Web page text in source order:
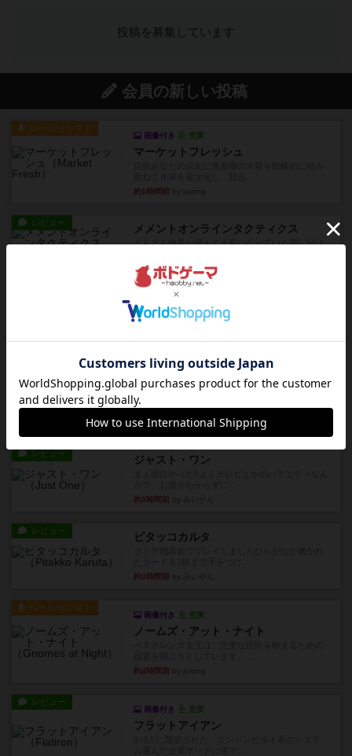
投稿を募集しています
会員の新しい投稿
ルール/インスト
画像付き 充実
マーケットフレッシュ
約1時間前
レビュー メメントオンラインタクティクス
どんどん物量が増えて大変になっていく押し付け
約1時間前by nekomanma222
ヘックメック
サイコロゲームです1から5までの数字と芋虫がか
ハゲタカのえじき
超有名なゲームですが、初めてプレイしました。1
から15までのカードがプ...
約3時間前by みいやん
レビュー ジャスト・ワン
約3時間前
レビュー ピタッコカルタ
約3時間前
ルール/インスト
画像付き 充実
ノームズ・アット・ナイト
約4時間前
レビュー
画像付き 充実
フラットアイアン